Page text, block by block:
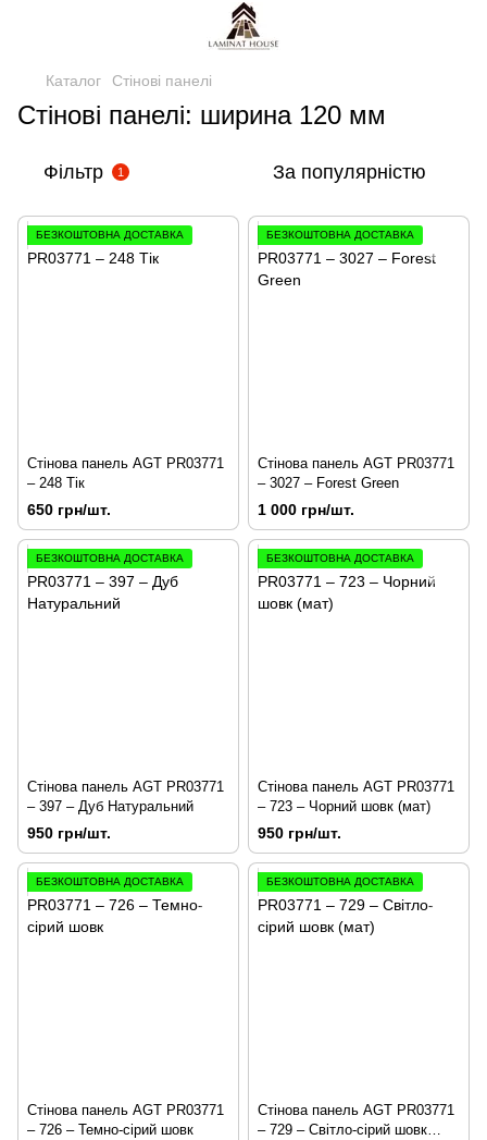
Каталог Стінові панелі
Стінові панелі: ширина 120 мм
Фільтр 1 За популярністю
БЕЗКОШТОВНА ДОСТАВКА
Стінова панель AGT PR03771
– 248 Тік
650 грн/шт.
БЕЗКОШТОВНА ДОСТАВКА
Стінова панель AGT PR03771
– 3027 – Forest Green
1 000 грн/шт.
БЕЗКОШТОВНА ДОСТАВКА
Стінова панель AGT PR03771
– 397 – Дуб Натуральний
950 грн/шт.
БЕЗКОШТОВНА ДОСТАВКА
Стінова панель AGT PR03771
– 723 – Чорний шовк (мат)
950 грн/шт.
БЕЗКОШТОВНА ДОСТАВКА
Стінова панель AGT PR03771
– 726 – Темно-сірий шовк
БЕЗКОШТОВНА ДОСТАВКА
Стінова панель AGT PR03771
– 729 – Світло-сірий шовк